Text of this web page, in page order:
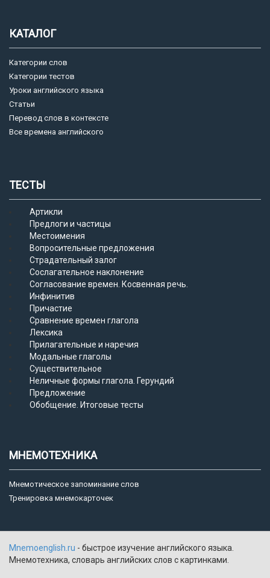
КАТАЛОГ
Категории слов
Категории тестов
Уроки английского языка
Статьи
Перевод слов в контексте
Все времена английского
ТЕСТЫ
Артикли
Предлоги и частицы
Местоимения
Вопросительные предложения
Страдательный залог
Сослагательное наклонение
Согласование времен. Косвенная речь.
Инфинитив
Причастие
Сравнение времен глагола
Лексика
Прилагательные и наречия
Модальные глаголы
Существительное
Неличные формы глагола. Герундий
Предложение
Обобщение. Итоговые тесты
МНЕМОТЕХНИКА
Мнемотическое запоминание слов
Тренировка мнемокарточек
Mnemoenglish.ru - быстрое изучение английского языка.
Мнемотехника, словарь английских слов с картинками.